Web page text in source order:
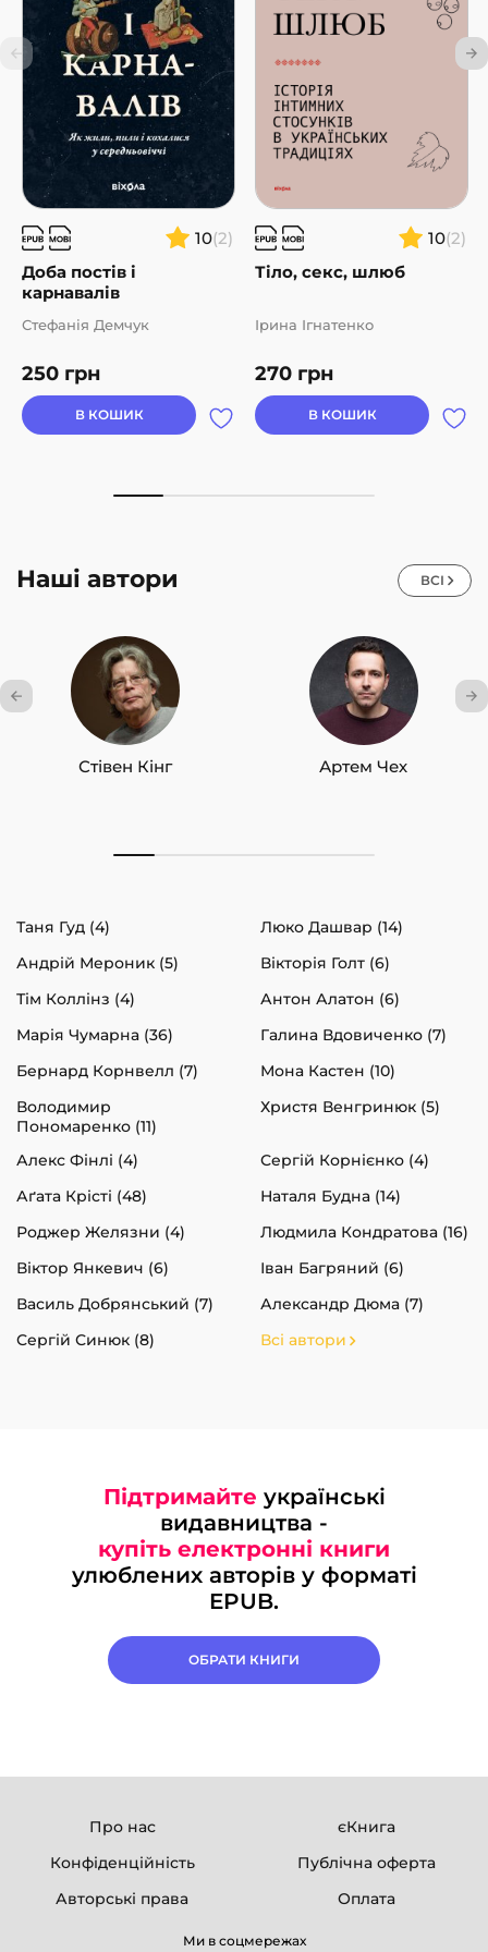
10(2)
Доба постів і
карнавалів
250 грн
Стефанія Демчук
В КОШИК
10(2)
Тіло, секс, шлюб
270 грн
Ірина Ігнатенко
В КОШИК
Наші автори ВСІ
Стівен Кінг Артем Чех
Таня Гуд (4)
Люко Дашвар (14)
Андрій Мероник (5)
Вікторія Голт (6)
Тім Коллінз (4)
Антон Алатон (6)
Марія Чумарна (36)
Галина Вдовиченко (7)
Бернард Корнвелл (7)
Мона Кастен (10)
Володимир
Пономаренко (11)
Христя Венгринюк (5)
Алекс Фінлі (4)
Сергій Корнієнко (4)
Аґата Крісті (48)
Наталя Будна (14)
Роджер Желязни (4)
Людмила Кондратова (16)
Віктор Янкевич (6)
Іван Багряний (6)
Василь Добрянський (7)
Александр Дюма (7)
Сергій Синюк (8)
Всі автори
Підтримайте українські
видавництва -
купіть електронні книги
улюблених авторів у форматі
EPUB.
ОБРАТИ КНИГИ
Про нас
єКнига
Конфіденційність
Публічна оферта
Авторські права
Оплата
Ми в соцмережах